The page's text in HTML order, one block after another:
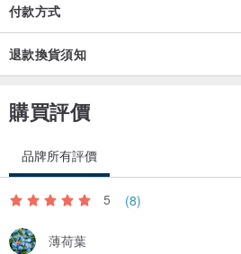
2. 永生花及乾燥花都很怕濕，若有必要
3.如果花禮上有灰塵附著，可以使用軟毛
4.照顧得好花禮可以擺放1-2年沒問題唷！
付款方式
退款換貨須知
購買評價
品牌所有評價
5 (8)
薄荷葉